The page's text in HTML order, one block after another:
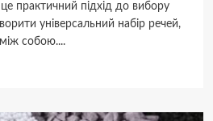
практичний підхід до вибору
універсальний набір речей,
собою....